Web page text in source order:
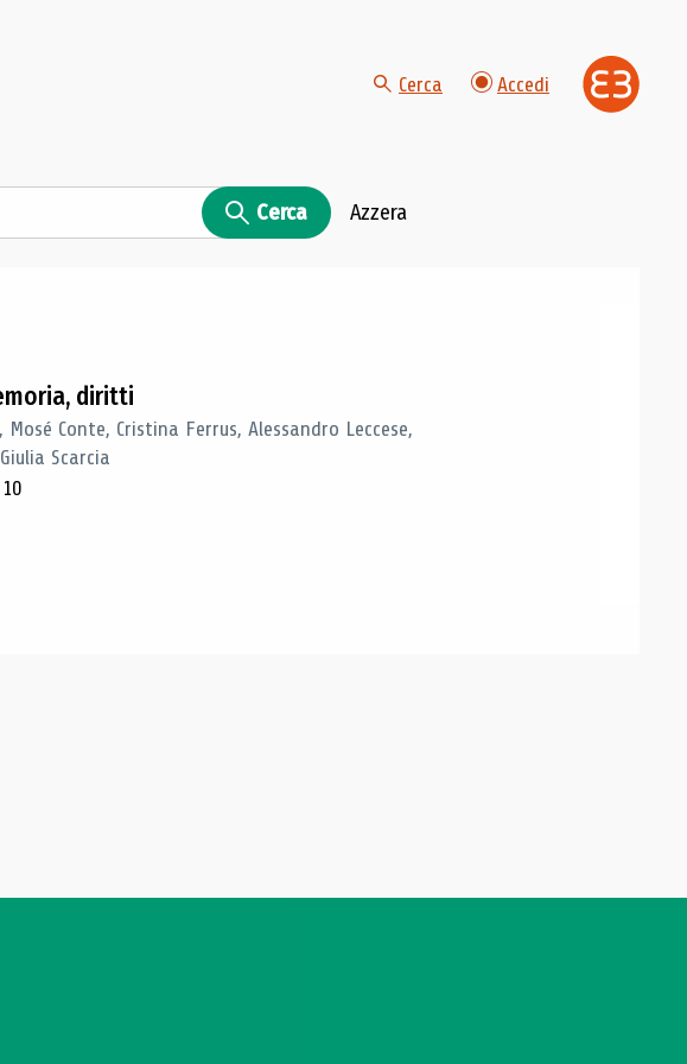
Cerca Accedi
Cerca Azzera
diritti
Conte, Cristina Ferrus, Alessandro Leccese,
Scarcia